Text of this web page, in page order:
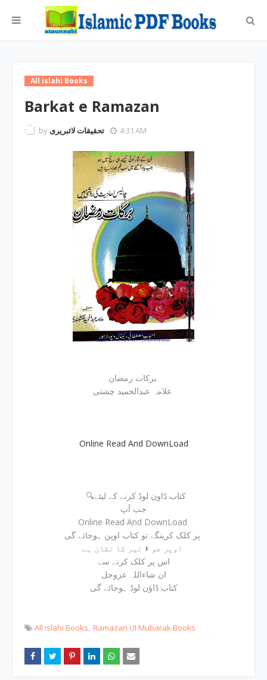
All islahi Books
Barkat e Ramazan
by تحقیقات لائبریری 4:31 AM
Online Read And DownLoad
🔍کتاب ڈاون لوڈ کرنے کے لیئے
جب آپ
Online Read And DownLoad
اس پر کلک کرنے سے
ان شاءاللہ عزوجل
کتاب ڈاؤن لوڈ ہوجائے گی
All islahi Books Ramazan Ul Mubarak Books